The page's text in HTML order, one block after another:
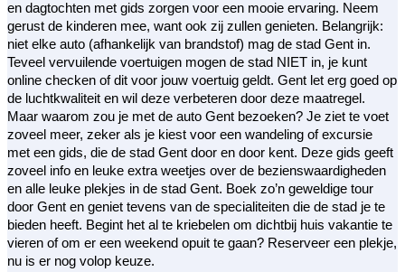
en dagtochten met gids zorgen voor een mooie ervaring. Neem
gerust de kinderen mee, want ook zij zullen genieten. Belangrijk:
niet elke auto (afhankelijk van brandstof) mag de stad Gent in.
Teveel vervuilende voertuigen mogen de stad NIET in, je kunt
online checken of dit voor jouw voertuig geldt. Gent let erg goed op
de luchtkwaliteit en wil deze verbeteren door deze maatregel.
Maar waarom zou je met de auto Gent bezoeken? Je ziet te voet
zoveel meer, zeker als je kiest voor een wandeling of excursie
met een gids, die de stad Gent door en door kent. Deze gids geeft
zoveel info en leuke extra weetjes over de bezienswaardigheden
en alle leuke plekjes in de stad Gent. Boek zo’n geweldige tour
door Gent en geniet tevens van de specialiteiten die de stad je te
bieden heeft. Begint het al te kriebelen om dichtbij huis vakantie te
vieren of om er een weekend opuit te gaan? Reserveer een plekje,
nu is er nog volop keuze.